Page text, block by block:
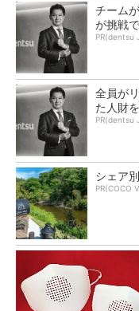
チーム
が挑戦
PR(dentsu
全員が
た人財
PR(dentsu
シェア
PR(COCO